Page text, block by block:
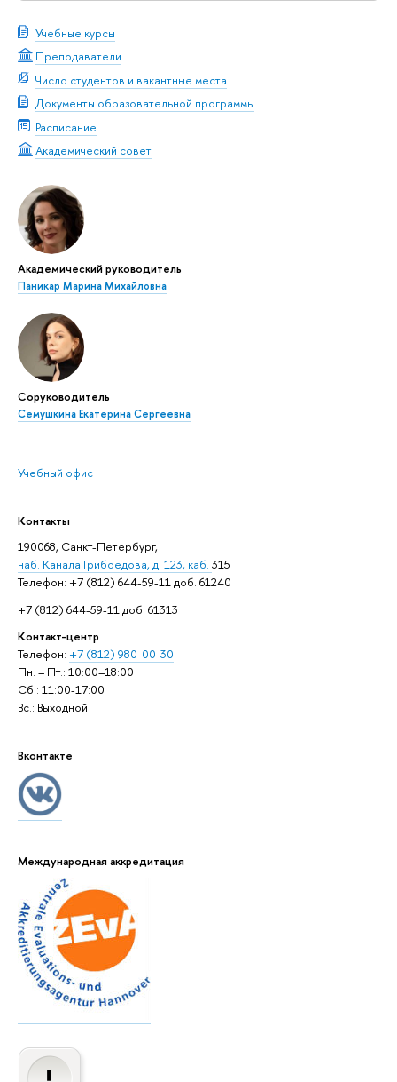
Учебные курсы
Преподаватели
Число студентов и вакантные места
Документы образовательной программы
Расписание
Академический совет
Академический руководитель
Паникар Марина Михайловна
Соруководитель
Семушкина Екатерина Сергеевна
Учебный офис
Контакты
190068, Санкт-Петербург,
наб. Канала Грибоедова, д. 123, каб. 315
Телефон: +7 (812) 644-59-11 доб. 61240
+7 (812) 644-59-11 доб. 61313
Контакт-центр
Телефон: +7 (812) 980-00-30
Пн. – Пт.: 10:00–18:00
Сб.: 11:00-17:00
Вс.: Выходной
Вконтакте
Международная аккредитация